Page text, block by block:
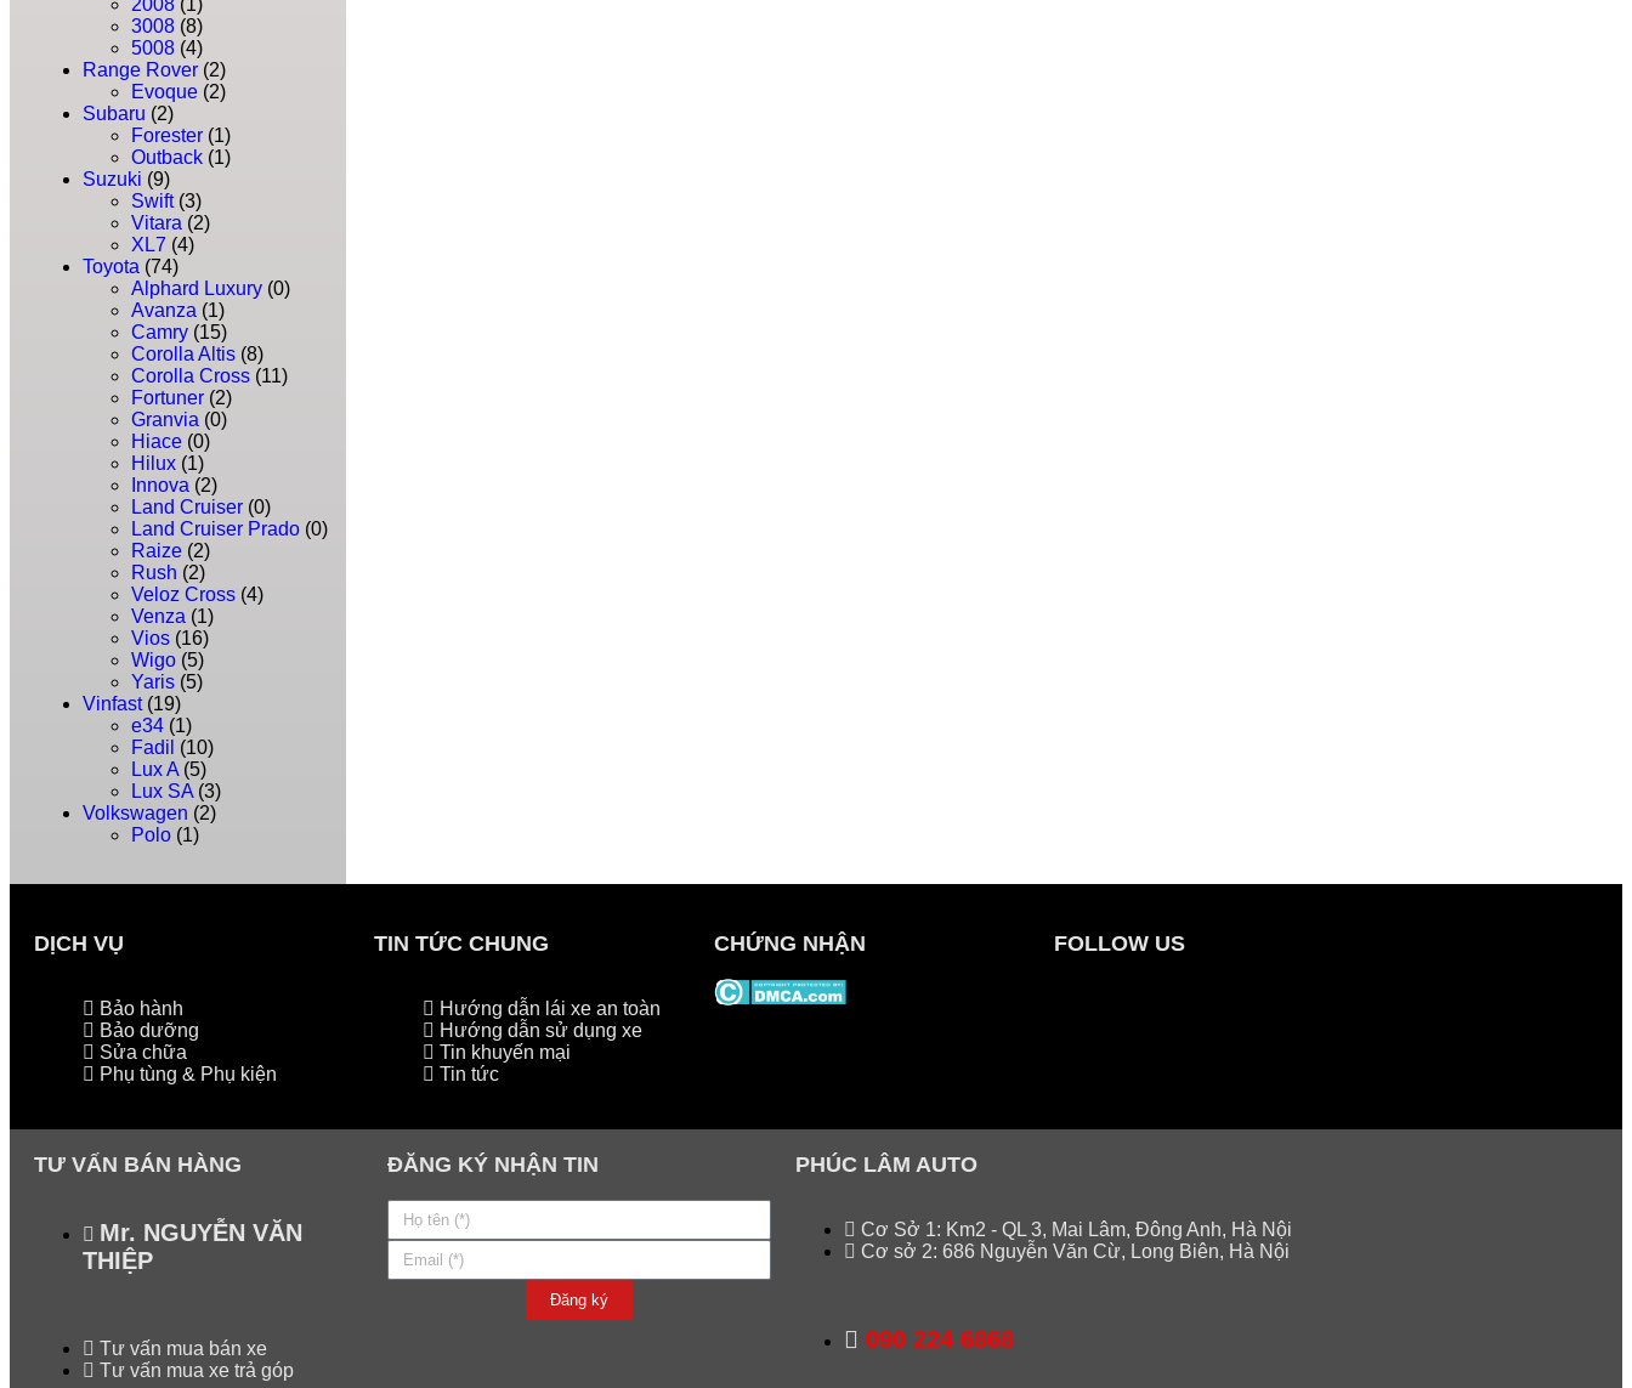
2008 (1)
3008 (8)
5008 (4)
Range Rover (2)
Evoque (2)
Subaru (2)
Forester (1)
Outback (1)
Suzuki (9)
Swift (3)
Vitara (2)
XL7 (4)
Toyota (74)
Alphard Luxury (0)
Avanza (1)
Camry (15)
Corolla Altis (8)
Corolla Cross (11)
Fortuner (2)
Granvia (0)
Hiace (0)
Hilux (1)
Innova (2)
Land Cruiser (0)
Land Cruiser Prado (0)
Raize (2)
Rush (2)
Veloz Cross (4)
Venza (1)
Vios (16)
Wigo (5)
Yaris (5)
Vinfast (19)
e34 (1)
Fadil (10)
Lux A (5)
Lux SA (3)
Volkswagen (2)
Polo (1)
DỊCH VỤ
Bảo hành
Bảo dưỡng
Sửa chữa
Phụ tùng & Phụ kiện
TIN TỨC CHUNG
Hướng dẫn lái xe an toàn
Hướng dẫn sử dụng xe
Tin khuyến mại
Tin tức
CHỨNG NHẬN FOLLOW US
TƯ VẤN BÁN HÀNG
Mr. NGUYỄN VĂN
THIỆP
Tư vấn mua bán xe
Tư vấn mua xe trả góp
ĐĂNG KÝ NHẬN TIN
Đăng ký
PHÚC LÂM AUTO
Cơ Sở 1: Km2 - QL 3, Mai Lâm, Đông Anh, Hà Nội
Cơ sở 2: 686 Nguyễn Văn Cừ, Long Biên, Hà Nội
090 224 6868